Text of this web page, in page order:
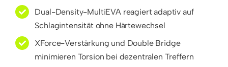
Dual-Density-MultiEVA reagiert adaptiv auf
Schlagintensität ohne Härtewechsel
XForce-Verstärkung und Double Bridge
minimieren Torsion bei dezentralen Treffern